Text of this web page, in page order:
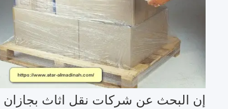
إن البحث عن شركات نقل اثاث بجازان